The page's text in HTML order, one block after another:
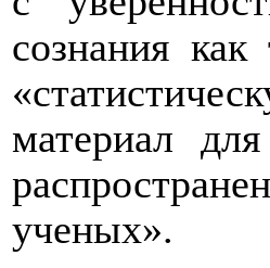
сознания
материал
ученых».